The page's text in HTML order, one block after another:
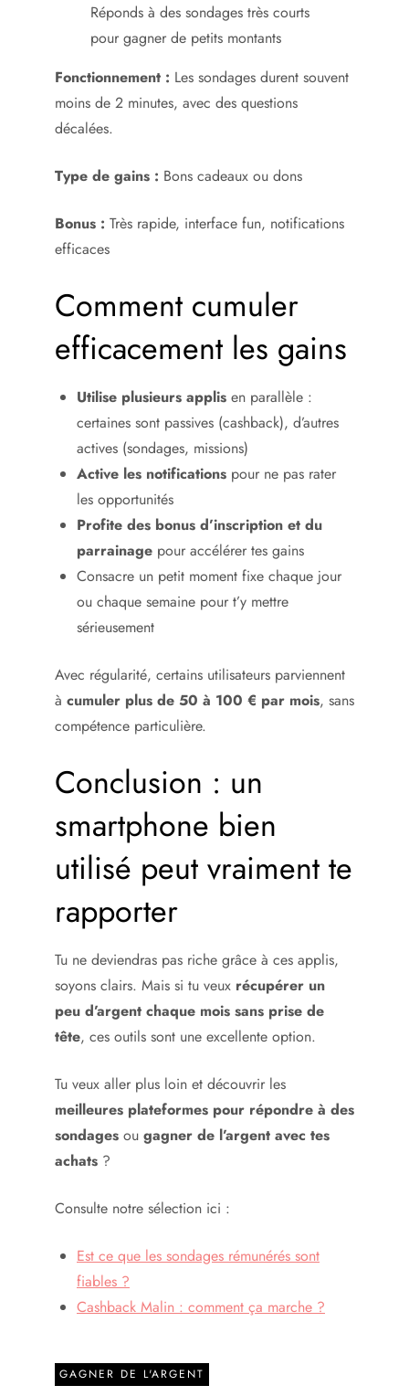
Réponds à des sondages très courts
pour gagner de petits montants
Fonctionnement : Les sondages durent souvent
moins de 2 minutes, avec des questions
décalées.
Type de gains : Bons cadeaux ou dons
Bonus : Très rapide, interface fun, notifications
efficaces
Comment cumuler
efficacement les gains
Utilise plusieurs applis en parallèle :
certaines sont passives (cashback), d’autres
actives (sondages, missions)
Active les notifications pour ne pas rater
les opportunités
Profite des bonus d’inscription et du
parrainage pour accélérer tes gains
Consacre un petit moment fixe chaque jour
ou chaque semaine pour t’y mettre
sérieusement
Avec régularité, certains utilisateurs parviennent
à cumuler plus de 50 à 100 € par mois, sans
compétence particulière.
Conclusion : un
smartphone bien
utilisé peut vraiment te
rapporter
Tu ne deviendras pas riche grâce à ces applis,
soyons clairs. Mais si tu veux récupérer un
peu d’argent chaque mois sans prise de
tête, ces outils sont une excellente option.
Tu veux aller plus loin et découvrir les
meilleures plateformes pour répondre à des
sondages ou gagner de l’argent avec tes
achats ?
Consulte notre sélection ici :
Est ce que les sondages rémunérés sont
fiables ?
Cashback Malin : comment ça marche ?
GAGNER DE L'ARGENT